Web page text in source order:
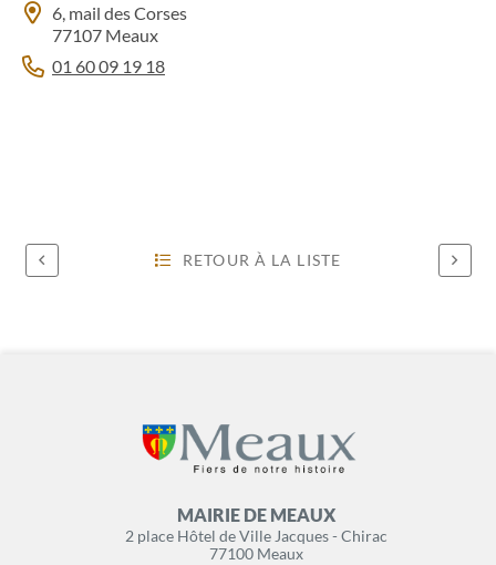
6, mail des Corses
77107 Meaux
01 60 09 19 18
RETOUR À LA LISTE
MAIRIE DE MEAUX
2 place Hôtel de Ville Jacques - Chirac
77100 Meaux